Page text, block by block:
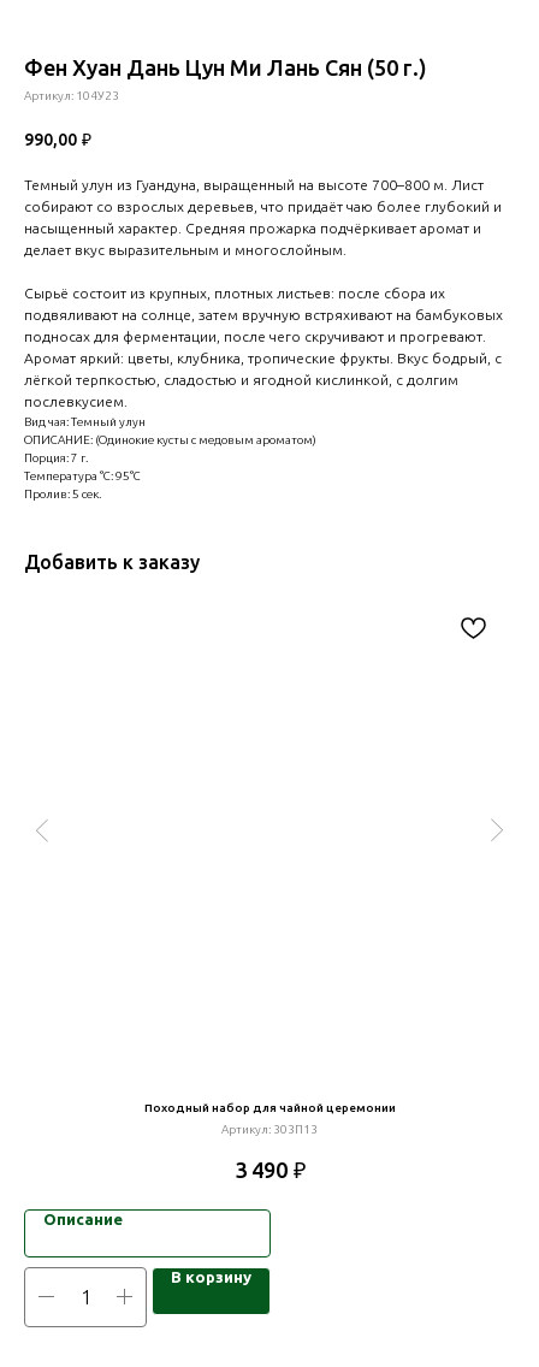
Фен Хуан Дань Цун Ми Лань Сян (50 г.)
Артикул: 104У23
990,00 ₽
Темный улун из Гуандуна, выращенный на высоте 700–800 м. Лист
собирают со взрослых деревьев, что придаёт чаю более глубокий и
насыщенный характер. Средняя прожарка подчёркивает аромат и
делает вкус выразительным и многослойным.
Сырьё состоит из крупных, плотных листьев: после сбора их
подвяливают на солнце, затем вручную встряхивают на бамбуковых
подносах для ферментации, после чего скручивают и прогревают.
Аромат яркий: цветы, клубника, тропические фрукты. Вкус бодрый, с
лёгкой терпкостью, сладостью и ягодной кислинкой, с долгим
послевкусием.
Вид чая: Темный улун
ОПИСАНИЕ: (Одинокие кусты с медовым ароматом)
Порция: 7 г.
Температура °C: 95°C
Пролив: 5 сек.
Добавить к заказу
Походный набор для чайной церемонии
Артикул: 303П13
3 490 ₽
Описание
В корзину